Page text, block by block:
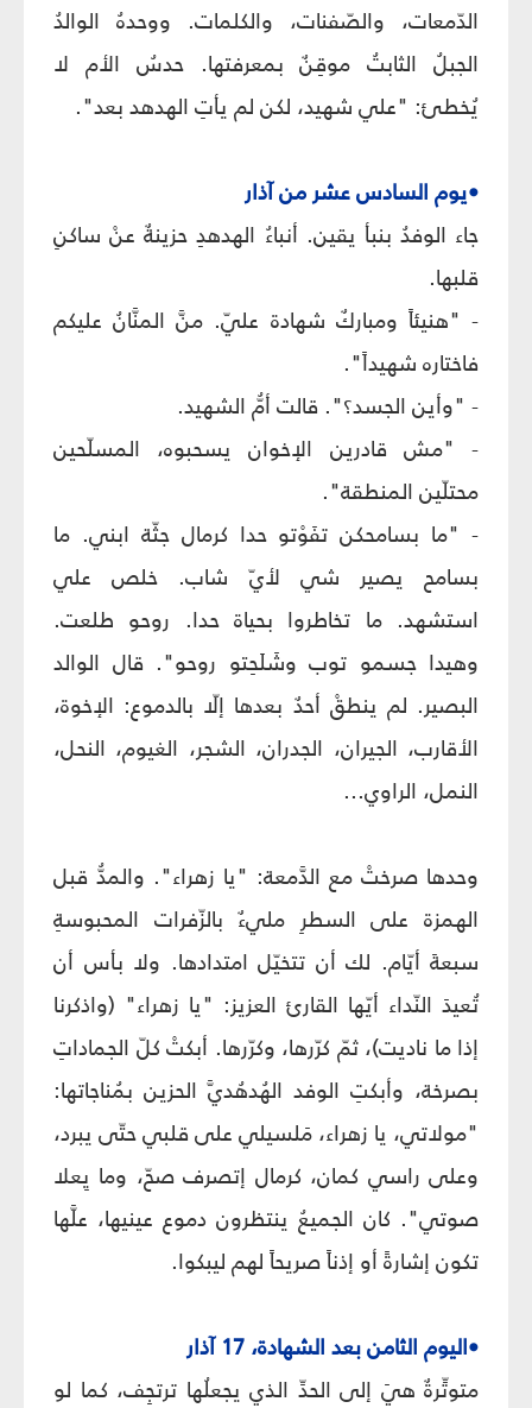
الدّمعات، والصّفنات، والكلمات. ووحدهُ الوالدُ
الجبلُ الثابتُ موقِنٌ بمعرفتها. حدسُ الأم لا
يُخطئ: "علي شهيد، لكن لم يأتِ الهدهد بعد".
•يوم السادس عشر من آذار
جاء الوفدُ بنبأ يقين. أنباءُ الهدهدِ حزينةٌ عنْ ساكنِ
قلبها.
- "هنيئاً ومباركٌ شهادة عليّ. منَّ المنَّانُ عليكم
فاختاره شهيداً".
- "وأين الجسد؟". قالت أمُّ الشهيد.
- "مش قادرين الإخوان يسحبوه، المسلّحين
محتلّين المنطقة".
- "ما بسامحكن تفَوْتو حدا كرمال جثّة ابني. ما
بسامح يصير شي لأيّ شاب. خلص علي
استشهد. ما تخاطروا بحياة حدا. روحو طلعت.
وهيدا جسمو توب وشَلَحِتو روحو". قال الوالد
البصير. لم ينطقْ أحدٌ بعدها إلّا بالدموع: الإخوة،
الأقارب، الجيران، الجدران، الشجر، الغيوم، النحل،
النمل، الراوي...
وحدها صرختْ مع الدَّمعة: "يا زهراء". والمدُّ قبل
الهمزة على السطرِ مليءٌ بالزّفرات المحبوسةِ
سبعةَ أيّام. لك أن تتخيّل امتدادها. ولا بأس أن
تُعيدَ النّداء أيّها القارئ العزيز: "يا زهراء" (واذكرنا
إذا ما ناديت)، ثمّ كرّرها، وكرّرها. أبكتْ كلّ الجماداتِ
بصرخة، وأبكتِ الوفد الهُدهُديَّ الحزين بمُناجاتها:
"مولاتي، يا زهراء، مَلسيلي على قلبي حتّى يبرد،
وعلى راسي كمان، كرمال إتصرف صحّ، وما يِعلا
صوتي". كان الجميعُ ينتظرون دموع عينيها، علَّها
تكون إشارةً أو إذناً صريحاً لهم ليبكوا.
•اليوم الثامن بعد الشهادة، 17 آذار
متوتِّرةٌ هيَ إلى الحدِّ الذي يجعلُها ترتجِف، كما لو